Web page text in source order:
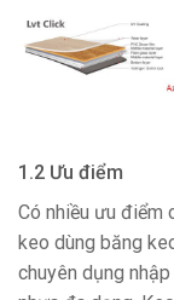
1.2 Ưu điểm
Có nhiều ưu điểm
keo dùng băng
chuyên dụng